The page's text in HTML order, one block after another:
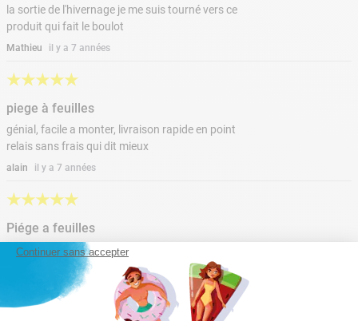
il y a 7 années
Mathieu
la sortie de l'hivernage je me suis tourné vers ce
produit qui fait le boulot
★★★★★
piege à feuilles
il y a 7 années
alain
génial, facile a monter, livraison rapide en point
relais sans frais qui dit mieux
★★★★★
Piége a feuilles
il y a 7 années
Très bien
★★★★★
Continuer sans accepter